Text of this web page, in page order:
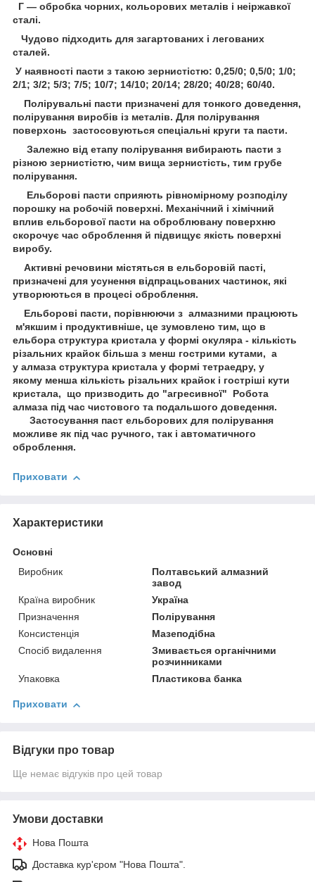
Г — обробка чорних, кольорових металів і неіржавкої
сталі.
Чудово підходить для загартованих і легованих
сталей.
У наявності пасти з такою зернистістю: 0,25/0; 0,5/0; 1/0;
2/1; 3/2; 5/3; 7/5; 10/7; 14/10; 20/14; 28/20; 40/28; 60/40.
Полірувальні пасти призначені для тонкого доведення,
полірування виробів із металів. Для полірування
поверхонь застосовуються спеціальні круги та пасти.
Залежно від етапу полірування вибирають пасти з
різною зернистістю, чим вища зернистість, тим грубе
полірування.
Ельборові пасти сприяють рівномірному розподілу
порошку на робочій поверхні. Механічний і хімічний
вплив ельборової пасти на оброблювану поверхню
скорочує час оброблення й підвищує якість поверхні
виробу.
Активні речовини містяться в ельборовій пасті,
призначені для усунення відпрацьованих частинок, які
утворюються в процесі оброблення.
Ельборові пасти, порівнюючи з алмазними працюють
м'якшим і продуктивніше, це зумовлено тим, що в
ельбора структура кристала у формі окуляра - кількість
різальних крайок більша з менш гострими кутами, а
у алмаза структура кристала у формі тетраедру, у
якому менша кількість різальних крайок і гостріші кути
кристала, що призводить до "агресивної" Робота
алмаза під час чистового та подальшого доведення.
Застосування паст ельборових для полірування
можливе як під час ручного, так і автоматичного
оброблення.
Приховати
Характеристики
Основні
Виробник
Полтавський алмазний
завод
Країна виробник
Україна
Призначення
Полірування
Консистенція
Мазеподібна
Спосіб видалення
Змивається органічними
розчинниками
Упаковка
Пластикова банка
Приховати
Відгуки про товар
Ще немає відгуків про цей товар
Умови доставки
Нова Пошта
Доставка кур'єром "Нова Пошта".